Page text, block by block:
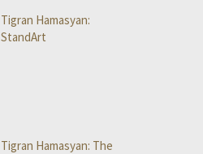
Tigran Hamasyan:
StandArt
Tigran Hamasyan: The